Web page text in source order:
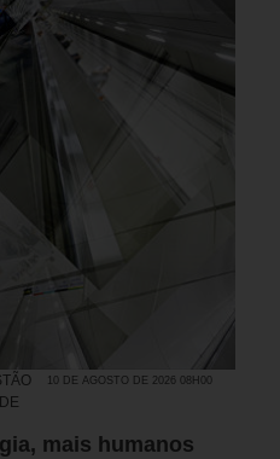
10 DE AGOSTO DE 2026 08H00
mais humanos